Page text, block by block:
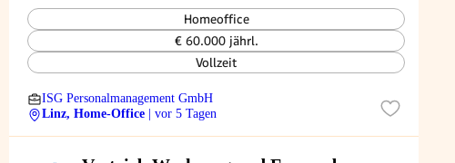
Homeoffice
€ 60.000 jährl.
Vollzeit
ISG Personalmanagement GmbH
Linz, Home-Office
| vor 5 Tagen